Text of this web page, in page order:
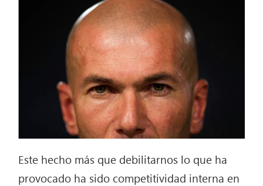
Este hecho más que debilitarnos lo que ha
provocado ha sido competitividad interna en